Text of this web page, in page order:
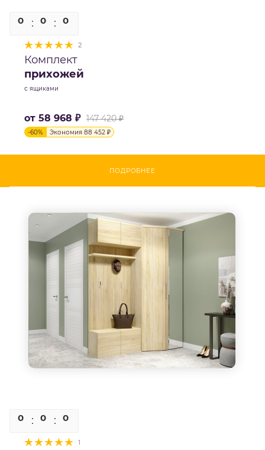
0 0 0
2
Комплект
прихожей
с ящиками
от 58 968 ₽ 147 420 ₽
-60% Экономия 88 452 ₽
ПОДРОБНЕЕ
0 0 0
1